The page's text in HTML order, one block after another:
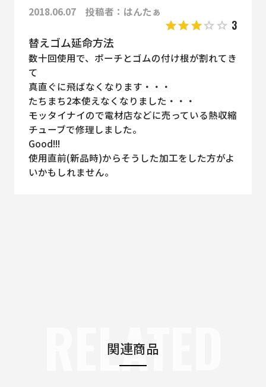
2018.06.07 投稿者：はんたぁ
3
替えゴム延命方法
数十回使用で、ポーチとゴムの付け根が割れてき
て
真直ぐに飛ばなくなります・・・
たちまち2本使えなくなりました・・・
モッタイナイので電材店などに売っている熱収縮
チューブで修理しました。
Good!!!
使用直前(新品時)からそうした加工をした方がよ
いかもしれません。
関連商品
RELATED